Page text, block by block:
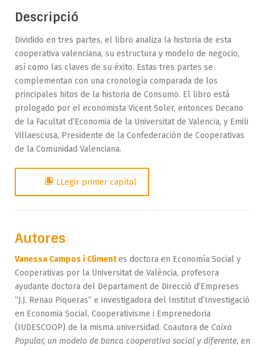
Descripció
Dividido en tres partes, el libro analiza la historia de esta
cooperativa valenciana, su estructura y modelo de negocio,
así como las claves de su éxito. Estas tres partes se
complementan con una cronología comparada de los
principales hitos de la historia de Consumo. El libro está
prologado por el economista Vicent Soler, entonces Decano
de la Facultat d’Economia de la Universitat de Valencia, y Emili
Villaescusa, Presidente de la Confederación de Cooperativas
de la Comunidad Valenciana.
LLegir primer capítol
Autores
Vanessa Campos i Climentes doctora en Economía Social y
Cooperativas por la Universitat de València, profesora
ayudante doctora del Departament de Direcció d’Empreses
“J.J. Renau Piqueras” e investigadora del Institut d’Investigació
en Economia Social, Cooperativisme i Emprenedoria
(IUDESCOOP) de la misma universidad. Coautora de Caixa
Popular, un modelo de banca cooperativa social y diferente, en